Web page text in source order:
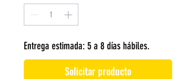
Entrega estimada: 5 a 8 días hábiles.
Solicitar producto